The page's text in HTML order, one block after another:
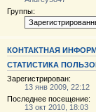
Группы:
КОНТАКТНАЯ
СТАТИСТИКА
Зарегистрирован:
13 янв 2009, 22:12
Последнее посещение:
13 окт 2010, 18:03